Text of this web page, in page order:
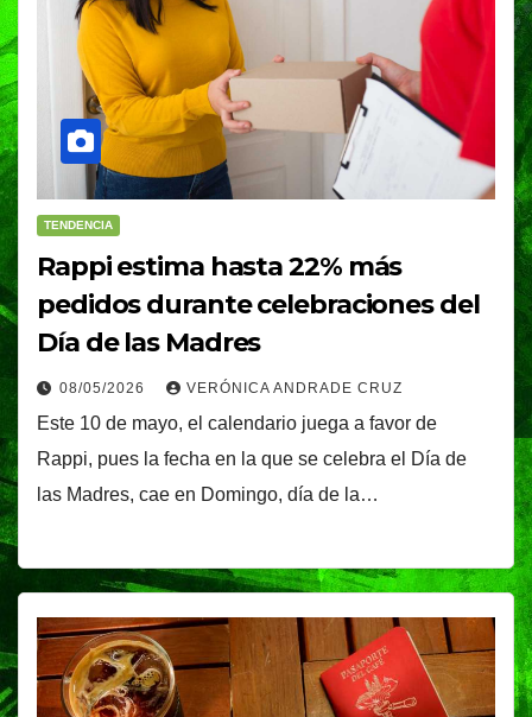
TENDENCIA
Rappi estima hasta 22% más
pedidos durante celebraciones del
Día de las Madres
08/05/2026 VERÓNICA ANDRADE CRUZ
Este 10 de mayo, el calendario juega a favor de
Rappi, pues la fecha en la que se celebra el Día de
las Madres, cae en Domingo, día de la…